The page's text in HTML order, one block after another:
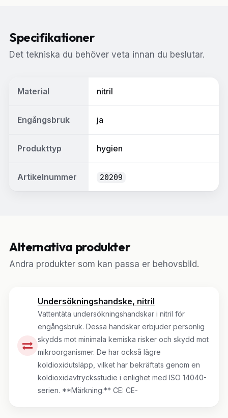
Specifikationer
Det tekniska du behöver veta innan du beslutar.
Material nitril
Engångsbruk ja
Produkttyp hygien
Artikelnummer 20209
Alternativa produkter
Andra produkter som kan passa er behovsbild.
Undersökningshandske, nitril
Vattentäta undersökningshandskar i nitril för
engångsbruk. Dessa handskar erbjuder personlig
skydds mot minimala kemiska risker och skydd mot
mikroorganismer. De har också lägre
koldioxidutsläpp, vilket har bekräftats genom en
koldioxidavtrycksstudie i enlighet med ISO 14040-
serien. **Märkning:** CE: CE-